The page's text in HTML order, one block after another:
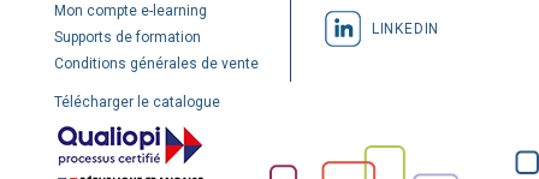
Mon compte e-learning
Supports de formation
Conditions générales de vente
Télécharger le catalogue
LINKEDIN